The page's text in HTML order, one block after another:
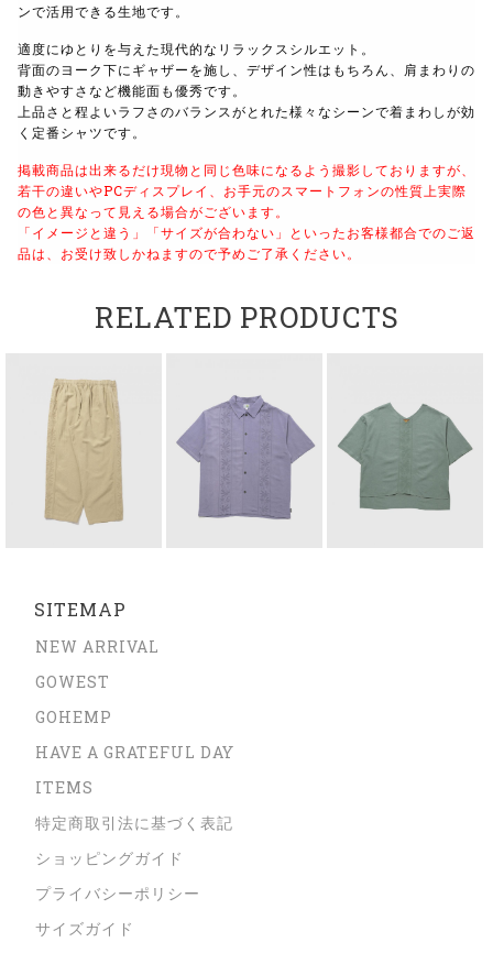
ンで活用できる生地です。
適度にゆとりを与えた現代的なリラックスシルエット。
背面のヨーク下にギャザーを施し、デザイン性はもちろん、肩まわりの
動きやすさなど機能面も優秀です。
上品さと程よいラフさのバランスがとれた様々なシーンで着まわしが効
く定番シャツです。
掲載商品は出来るだけ現物と同じ色味になるよう撮影しておりますが、
若干の違いやPCディスプレイ、お手元のスマートフォンの性質上実際
の色と異なって見える場合がございます。
「イメージと違う」「サイズが合わない」といったお客様都合でのご返
品は、お受け致しかねますので予めご了承ください。
RELATED PRODUCTS
SITEMAP
NEW ARRIVAL
GOWEST
GOHEMP
HAVE A GRATEFUL DAY
ITEMS
特定商取引法に基づく表記
ショッピングガイド
プライバシーポリシー
サイズガイド